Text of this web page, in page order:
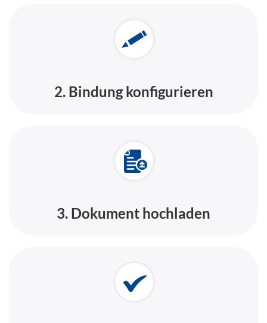
2. Bindung konfigurieren
3. Dokument hochladen